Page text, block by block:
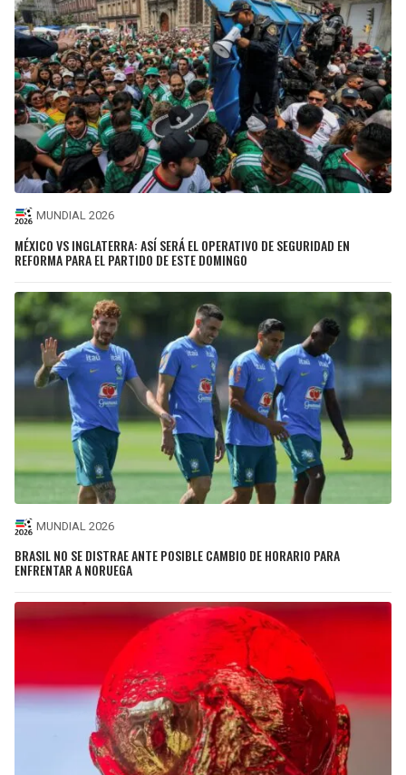
MUNDIAL 2026
MÉXICO VS INGLATERRA: ASÍ SERÁ EL OPERATIVO DE SEGURIDAD EN
REFORMA PARA EL PARTIDO DE ESTE DOMINGO
MUNDIAL 2026
BRASIL NO SE DISTRAE ANTE POSIBLE CAMBIO DE HORARIO PARA
ENFRENTAR A NORUEGA